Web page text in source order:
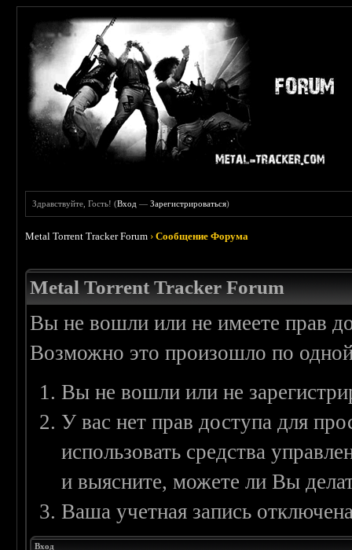
Здравствуйте, Гость! (Вход —Зарегистрироваться)
Metal Torrent Tracker Forum ›Сообщение Форума
Metal Torrent Tracker Forum
Вы не вошли или не имеете прав
Возможно это произошло по
Вы не вошли или не
У вас нет прав доступа для
использовать средства
и выясните, можете ли Вы
Ваша учетная запись
Вход